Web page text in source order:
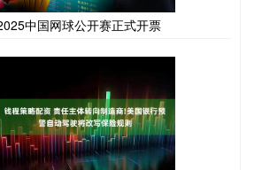
中国网球公开赛正式开票